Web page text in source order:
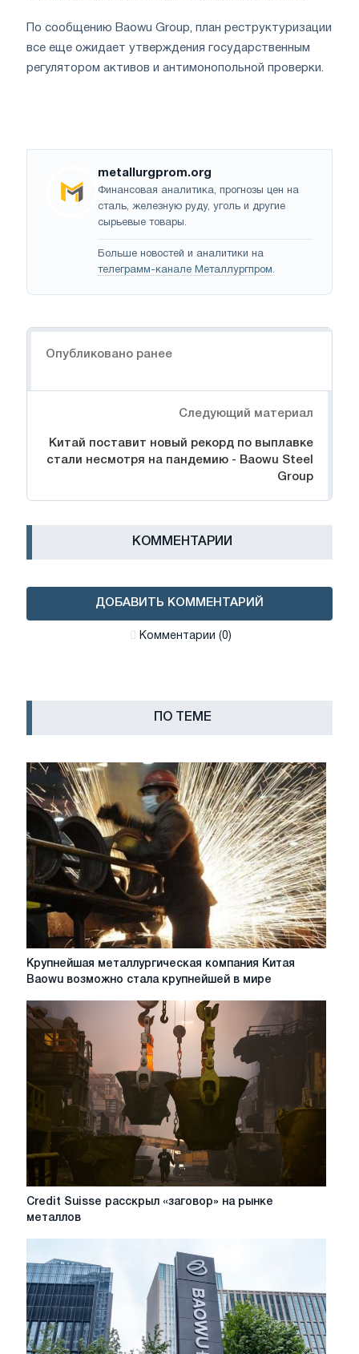
По сообщению Baowu Group, план реструктуризации
все еще ожидает утверждения государственным
регулятором активов и антимонопольной проверки.
metallurgprom.org
Финансовая аналитика, прогнозы цен на
сталь, железную руду, уголь и другие
сырьевые товары.
Больше новостей и аналитики на
телеграмм-канале Металлургпром.
Опубликовано ранее
Следующий материал
Китай поставит новый рекорд по выплавке
стали несмотря на пандемию - Baowu Steel
Group
КОММЕНТАРИИ
ДОБАВИТЬ КОММЕНТАРИЙ
Комментарии (0)
ПО ТЕМЕ
Крупнейшая
металлургическая
Китая
Baowu
возможно
крупнейшей
мире
Крупнейшая металлургическая компания Китая
Baowu возможно стала крупнейшей в мире
Credit
на
рынке
металлов
Credit Suisse расскрыл «заговор» на рынке
металлов